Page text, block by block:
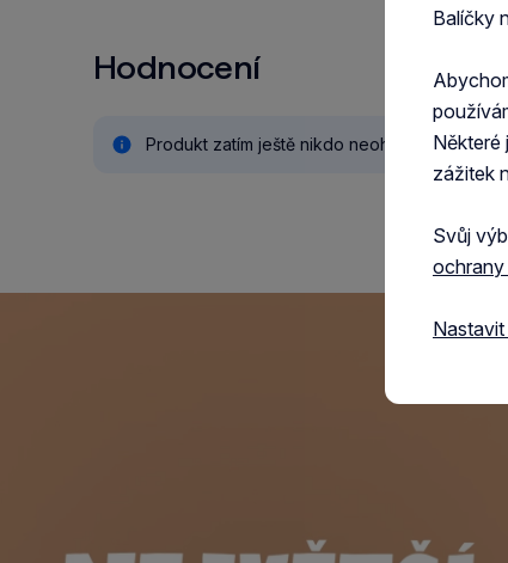
Hodnocení
Produkt zatím ještě nikdo neohodnotil.
Balíčky
Některé
zážitek
Svůj